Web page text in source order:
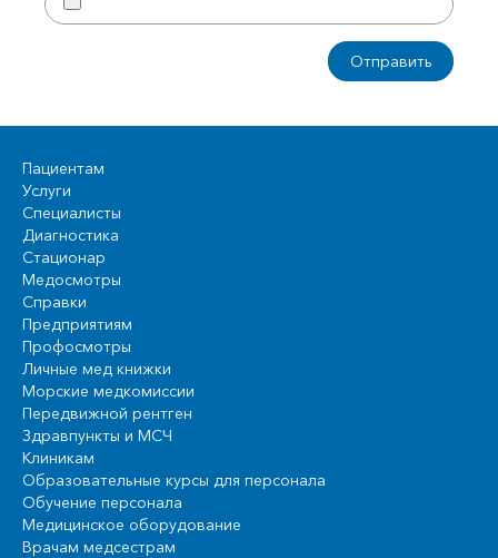
Пациентам
Услуги
Специалисты
Диагностика
Стационар
Медосмотры
Справки
Предприятиям
Профосмотры
Личные мед книжки
Морские медкомиссии
Передвижной рентген
Здравпункты и МСЧ
Клиникам
Образовательные курсы для персонала
Обучение персонала
Медицинское оборудование
Врачам медсестрам